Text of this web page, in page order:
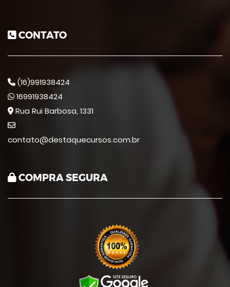
CONTATO
(16)991938424
16991938424
Rua Rui Barbosa, 1331
contato@destaquecursos.com.br
COMPRA SEGURA